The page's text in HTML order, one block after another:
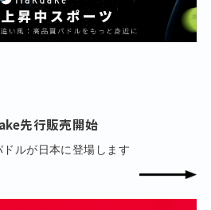
先行販売開始
ルが日本に登場します